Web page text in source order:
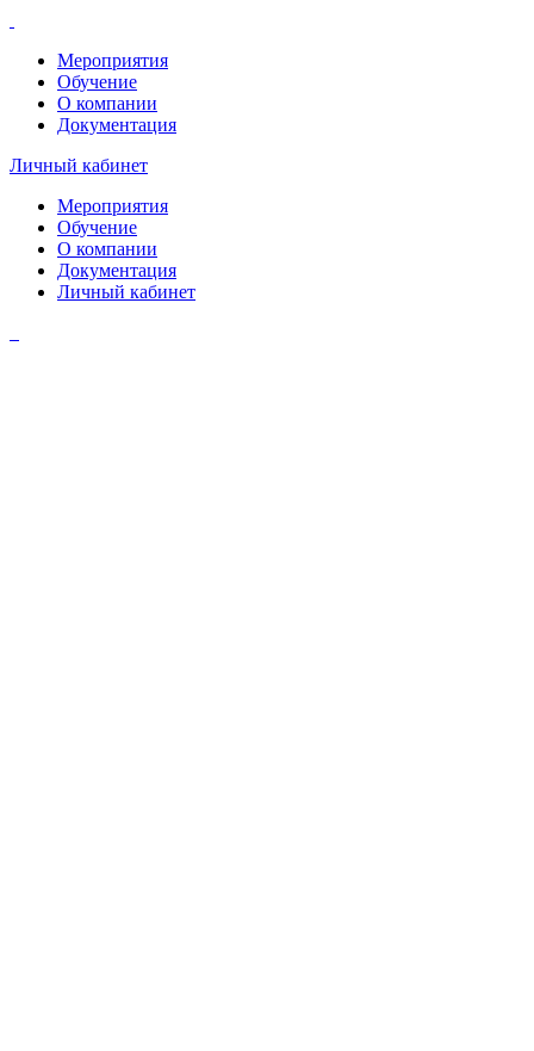
Мероприятия
Обучение
О компании
Документация
Личный кабинет
Мероприятия
Обучение
О компании
Документация
Личный кабинет